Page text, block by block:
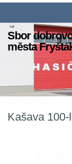
Sbor
města
Kašava